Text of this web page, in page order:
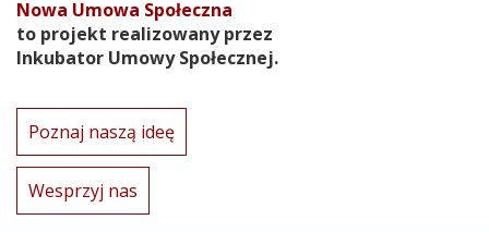
Nowa Umowa Społeczna
to projekt realizowany przez
Inkubator Umowy Społecznej.
Poznaj naszą ideę
Wesprzyj nas